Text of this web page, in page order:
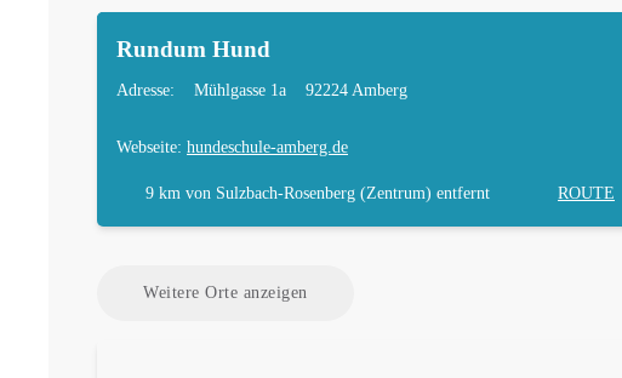
Rundum Hund
Adresse: Mühlgasse 1a 92224 Amberg
Webseite: hundeschule-amberg.de
9 km von Sulzbach-Rosenberg (Zentrum) entfernt ROUTE
Weitere Orte anzeigen